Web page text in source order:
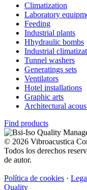
Climatization
Laboratory
Feeding
Industrial plants
Hhydraulic bombs
Industrial
Tunnel washers
Generatings sets
Ventilators
Hotel installations
Graphic arts
Architectural
Find products
© 2026 Vibroacustica
Todos los derechos
de autor.
Política de cookies ·
Quality